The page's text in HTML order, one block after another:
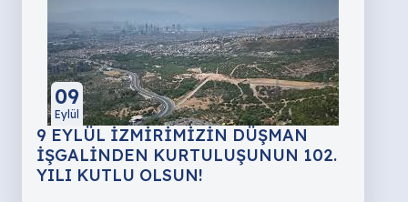
09
Eylül
9 EYLÜL İZMİRİMİZİN DÜŞMAN
İŞGALİNDEN KURTULUŞUNUN 102.
YILI KUTLU OLSUN!